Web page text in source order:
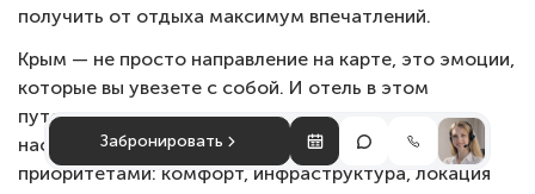
получить от отдыха максимум впечатлений.
Крым — не просто направление на карте, это эмоции,
которые вы увезете с собой. И отель в этом
путешествии поможет превратить отпуск в
настоящую сказку. Главное — определиться с
приоритетами: комфорт, инфраструктура, локация
Забронировать